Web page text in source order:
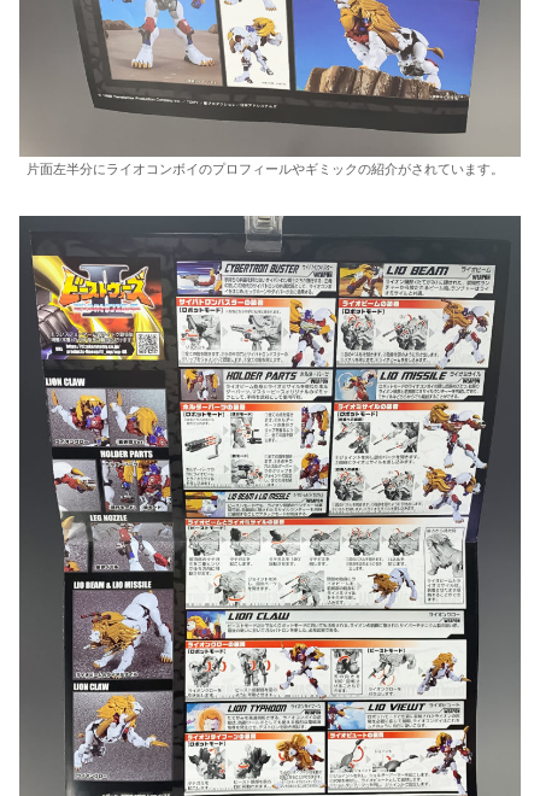
片面左半分にライオコンボイのプロフィールやギミックの紹介がされています。